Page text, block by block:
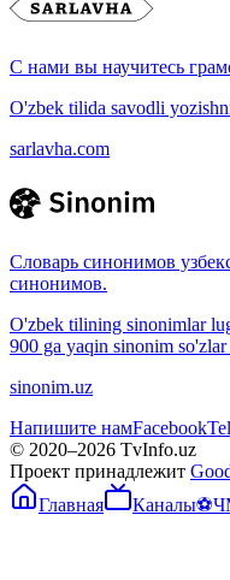
С нами вы научитесь
O'zbek tilida savodli
sarlavha.com
Словарь синонимов
синонимов.
O'zbek tilining sinonimlar
900 ga yaqin sinonim
sinonim.uz
Напишите намFacebook
© 2020–2026 TvInfo.uz
Проект принадлежит
Главная
Каналы⚽